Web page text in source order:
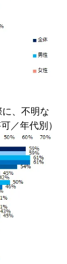
に、不明な
／年代別）